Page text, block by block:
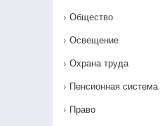
Общество
Освещение
Охрана труда
Пенсионная система
Право